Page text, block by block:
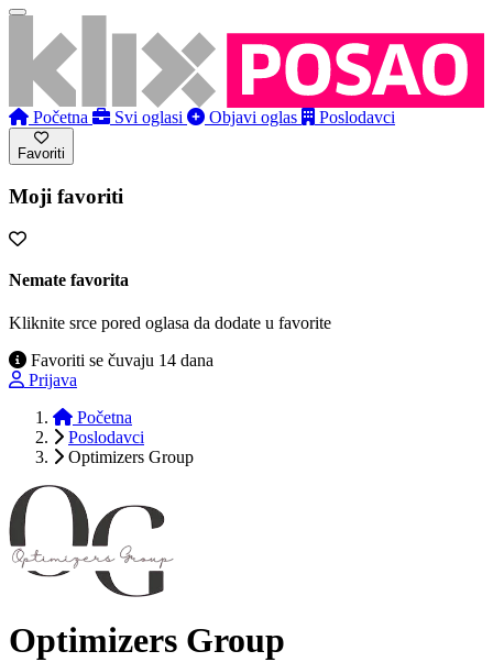
Početna Svi oglasi Objavi oglas Poslodavci
Favoriti
Moji favoriti
Nemate favorita
Kliknite srce pored oglasa da dodate u favorite
Favoriti se čuvaju 14 dana
Prijava
Početna
Poslodavci
Optimizers Group
Optimizers Group